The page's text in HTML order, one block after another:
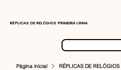
RÉPLICAS DE RELÓGIOS PRIMEIRA LINHA
Página inicial RÉPLICAS DE RELÓGIOS